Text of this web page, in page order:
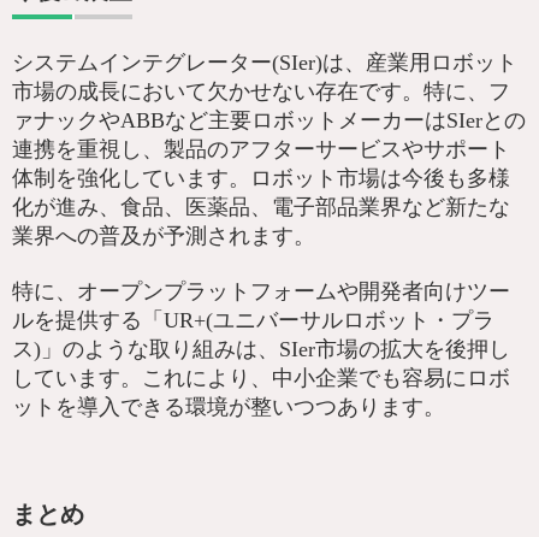
システムインテグレーター(SIer)は、産業用ロボット
市場の成長において欠かせない存在です。特に、フ
ァナックやABBなど主要ロボットメーカーはSIerとの
連携を重視し、製品のアフターサービスやサポート
体制を強化しています。ロボット市場は今後も多様
化が進み、食品、医薬品、電子部品業界など新たな
業界への普及が予測されます。
特に、オープンプラットフォームや開発者向けツー
ルを提供する「UR+(ユニバーサルロボット・プラ
ス)」のような取り組みは、SIer市場の拡大を後押し
しています。これにより、中小企業でも容易にロボ
ットを導入できる環境が整いつつあります。
まとめ